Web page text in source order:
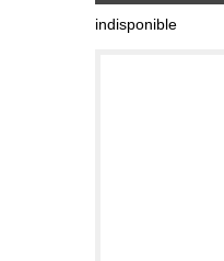
indisponible